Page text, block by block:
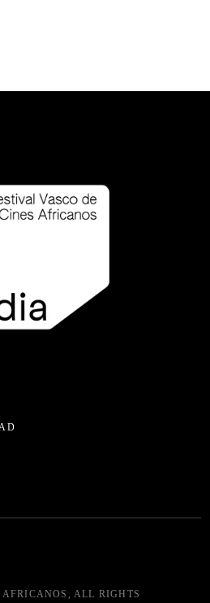
, ALL RIGHTS